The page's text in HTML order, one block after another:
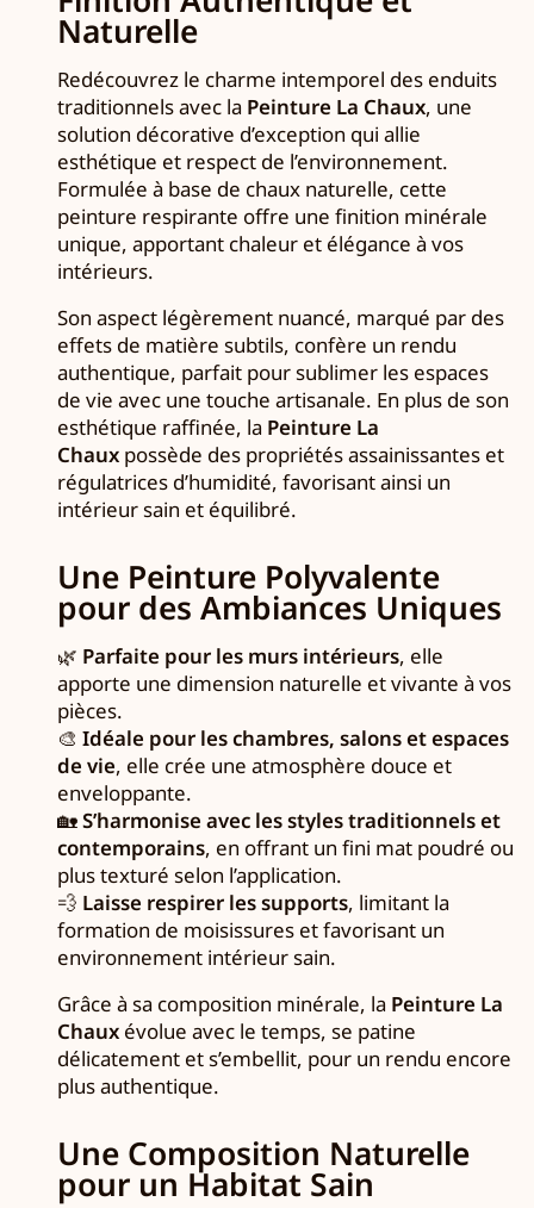
Naturelle
Redécouvrez le charme intemporel des enduits
traditionnels avec la Peinture La Chaux, une
solution décorative d’exception qui allie
esthétique et respect de l’environnement.
Formulée à base de chaux naturelle, cette
peinture respirante offre une finition minérale
unique, apportant chaleur et élégance à vos
intérieurs.
Son aspect légèrement nuancé, marqué par des
effets de matière subtils, confère un rendu
authentique, parfait pour sublimer les espaces
de vie avec une touche artisanale. En plus de son
esthétique raffinée, la Peinture La
Chaux possède des propriétés assainissantes et
régulatrices d’humidité, favorisant ainsi un
intérieur sain et équilibré.
Une Peinture Polyvalente
pour des Ambiances Uniques
🌿 Parfaite pour les murs intérieurs, elle
apporte une dimension naturelle et vivante à vos
pièces.
🎨 Idéale pour les chambres, salons et espaces
de vie, elle crée une atmosphère douce et
enveloppante.
🏡S’harmonise avec les styles traditionnels et
contemporains, en offrant un fini mat poudré ou
plus texturé selon l’application.
💨 Laisse respirer les supports, limitant la
formation de moisissures et favorisant un
environnement intérieur sain.
Grâce à sa composition minérale, la Peinture La
Chaux évolue avec le temps, se patine
délicatement et s’embellit, pour un rendu encore
plus authentique.
Une Composition Naturelle
pour un Habitat Sain